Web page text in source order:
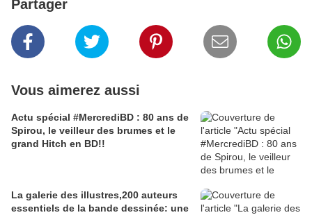
Partager
Vous aimerez aussi
Actu spécial #MercrediBD : 80 ans de
Spirou, le veilleur des brumes et le
grand Hitch en BD!!
La galerie des illustres,200 auteurs
essentiels de la bande dessinée: une